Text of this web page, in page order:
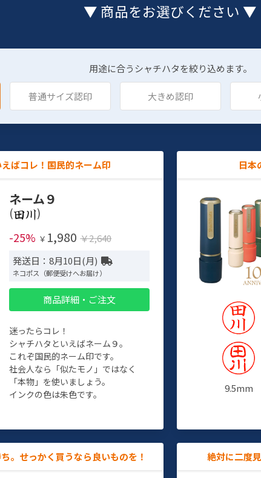
▼ 商品をお選びください ▼
用途に合うシャチハタを絞り込めます。
普通サイズ認印 大きめ認印
ばコレ！国民的ネーム印
ネーム９
(
)
-25% ￥ 1,980 ￥2,640
発送日：8月10日(月)
ネコポス（郵便受けへお届け）
商品詳細・ご注文
迷ったらコレ！
シャチハタといえばネーム９。
これぞ国民的ネーム印です。
社会人なら「似たモノ」ではなく
「本物」を使いましょう。
インクの色は朱色です。
日本
9.5mm
。せっかく買うなら良いものを！ 絶対に二度